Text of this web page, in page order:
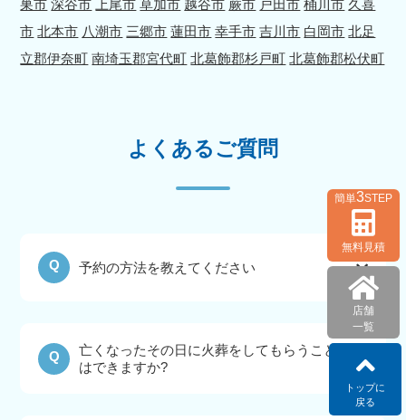
巣市 深谷市 上尾市 草加市 越谷市 蕨市 戸田市 桶川市 久喜
市 北本市 八潮市 三郷市 蓮田市 幸手市 吉川市 白岡市 北足
立郡伊奈町 南埼玉郡宮代町 北葛飾郡杉戸町 北葛飾郡松伏町
よくあるご質問
Q 予約の方法を教えてください
Q
亡くなったその日に火葬をしてもらうこと
はできますか?
簡単3STEP
無料見積
店舗
一覧
トップに
戻る